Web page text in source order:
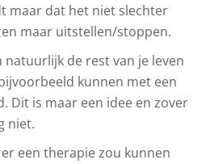
maar dat het niet slechter
maar uitstellen/stoppen.
de rest van je leven
kunnen met een
Dit is maar een idee en zover
niet.
een therapie zou kunnen